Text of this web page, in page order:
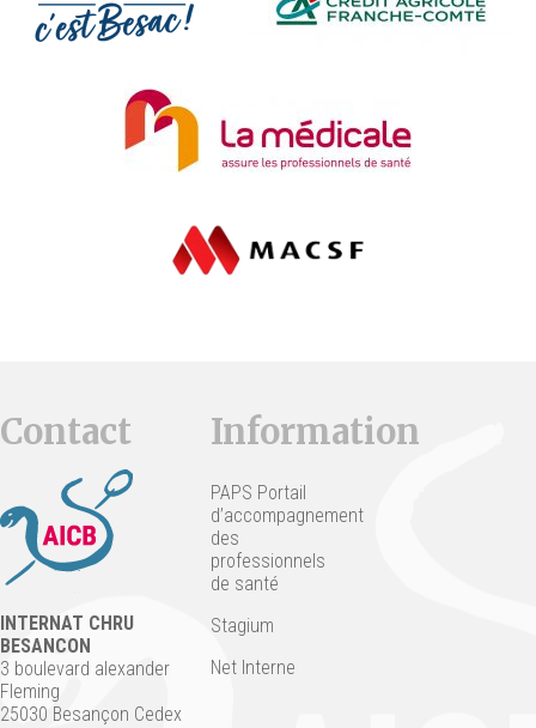
Contact
INTERNAT CHRU
BESANCON
3 boulevard alexander
Fleming
25030 Besançon Cedex
Information
PAPS Portail
d’accompagnement
des
professionnels
de santé
Stagium
Net Interne